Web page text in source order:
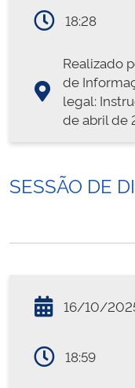
18:28
Realizado
de
legal:
de abril de
SESSÃO DE
16/10/
18:59